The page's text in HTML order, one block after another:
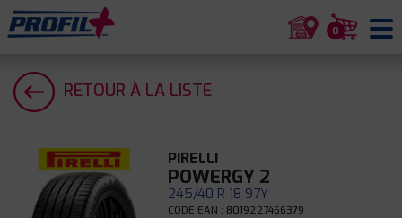
0
RETOUR À LA LISTE
PIRELLI
POWERGY 2
245/40 R 18 97Y
CODE EAN : 8019227466379